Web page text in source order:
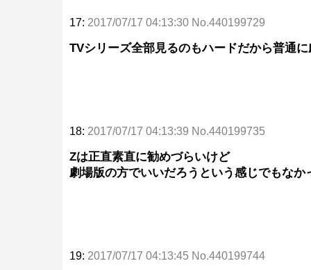
17: 2017/07/17 04:13:30 No.440199729
TVシリーズ全部見るのもハードだから普通
18: 2017/07/17 04:13:39 No.440199735
Zは正直素直に勧めづらいけど
劇場版の方でいいだろうという感じでもなか
19: 2017/07/17 04:13:45 No.440199744